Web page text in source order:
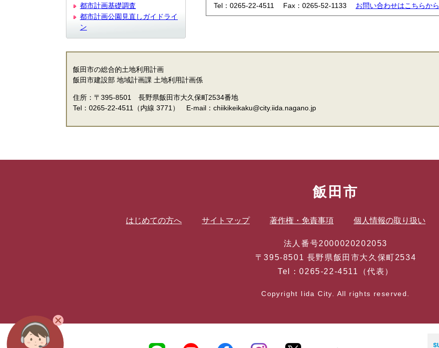
Tel：0265-22-4511 Fax：0265-52-1133 お問い合わせはこちらから
都市計画基礎調査
都市計画公園見直しガイドライ
ン
飯田市の総合的土地利用計画
飯田市建設部 地域計画課 土地利用計画係
住所：〒395-8501 長野県飯田市大久保町2534番地
Tel：0265-22-4511（内線 3771） E-mail：chiikikeikaku@city.iida.nagano.jp
飯田市
はじめての方へ サイトマップ 著作権・免責事項 個人情報の取り扱い
法人番号2000020202053
〒395-8501 長野県飯田市大久保町2534
Tel：0265-22-4511（代表）
Copyright Iida City. All rights reserved.